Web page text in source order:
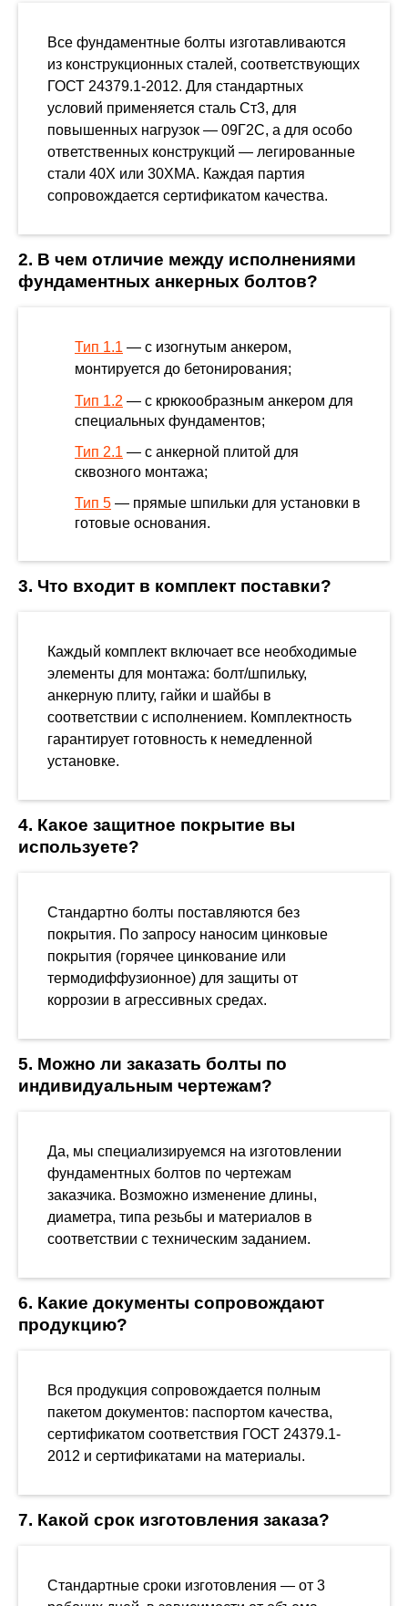
Все фундаментные болты изготавливаются
из конструкционных сталей, соответствующих
ГОСТ 24379.1-2012. Для стандартных
условий применяется сталь Ст3, для
повышенных нагрузок — 09Г2С, а для особо
ответственных конструкций — легированные
стали 40Х или 30ХМА. Каждая партия
сопровождается сертификатом качества.
2. В чем отличие между исполнениями
фундаментных анкерных болтов?
Тип 1.1 — с изогнутым анкером,
монтируется до бетонирования;
Тип 1.2 — с крюкообразным анкером для
специальных фундаментов;
Тип 2.1 — с анкерной плитой для
сквозного монтажа;
Тип 5 — прямые шпильки для установки в
готовые основания.
3. Что входит в комплект поставки?
Каждый комплект включает все необходимые
элементы для монтажа: болт/шпильку,
анкерную плиту, гайки и шайбы в
соответствии с исполнением. Комплектность
гарантирует готовность к немедленной
установке.
4. Какое защитное покрытие вы
используете?
Стандартно болты поставляются без
покрытия. По запросу наносим цинковые
покрытия (горячее цинкование или
термодиффузионное) для защиты от
коррозии в агрессивных средах.
5. Можно ли заказать болты по
индивидуальным чертежам?
Да, мы специализируемся на изготовлении
фундаментных болтов по чертежам
заказчика. Возможно изменение длины,
диаметра, типа резьбы и материалов в
соответствии с техническим заданием.
6. Какие документы сопровождают
продукцию?
Вся продукция сопровождается полным
пакетом документов: паспортом качества,
сертификатом соответствия ГОСТ 24379.1-
2012 и сертификатами на материалы.
7. Какой срок изготовления заказа?
Стандартные сроки изготовления — от 3